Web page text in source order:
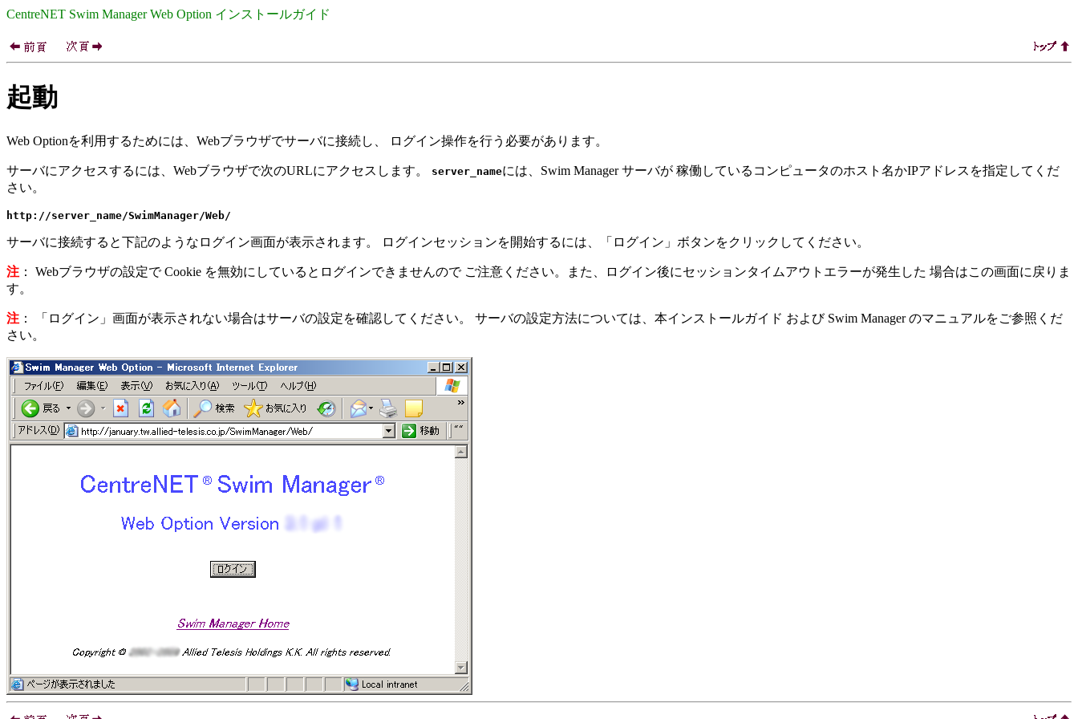
CentreNET Swim Manager Web Option インストールガイド
起動
Web Optionを利用するためには、Webブラウザでサーバに接続し、 ログイン操作を行う必要があります。
サーバにアクセスするには、Webブラウザで次のURLにアクセスします。 server_nameには、Swim Manager サーバが 稼働しているコンピュータのホスト名かIPアドレスを指定してくだ
さい。
http://server_name/SwimManager/Web/
サーバに接続すると下記のようなログイン画面が表示されます。 ログインセッションを開始するには、「ログイン」ボタンをクリックしてください。
注 ： Webブラウザの設定で Cookie を無効にしているとログインできませんので ご注意ください。また、ログイン後にセッションタイムアウトエラーが発生した 場合はこの画面に戻りま
す。
注 ： 「ログイン」画面が表示されない場合はサーバの設定を確認してください。 サーバの設定方法については、本インストールガイド および Swim Manager のマニュアルをご参照くだ
さい。